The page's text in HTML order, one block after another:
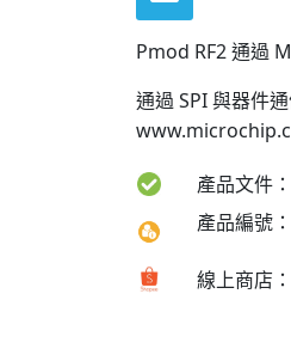
Pmod RF2 通過
通過 SPI 與器件
產品文件：
產品編號：
線上商店：